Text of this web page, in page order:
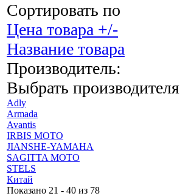
Сортировать по
Цена товара +/-
Название товара
Производитель:
Выбрать производителя
Adly
Armada
Avantis
IRBIS MOTO
JIANSHE-YAMAHA
SAGITTA MOTO
STELS
Китай
Показано 21 - 40 из 78